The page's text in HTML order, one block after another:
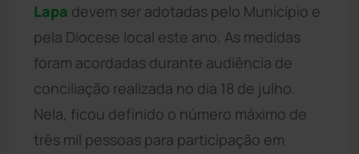
Lapa devem ser adotadas pelo Município e
pela Diocese local este ano. As medidas
foram acordadas durante audiência de
conciliação realizada no dia 18 de julho.
Nela, ficou definido o número máximo de
três mil pessoas para participação em